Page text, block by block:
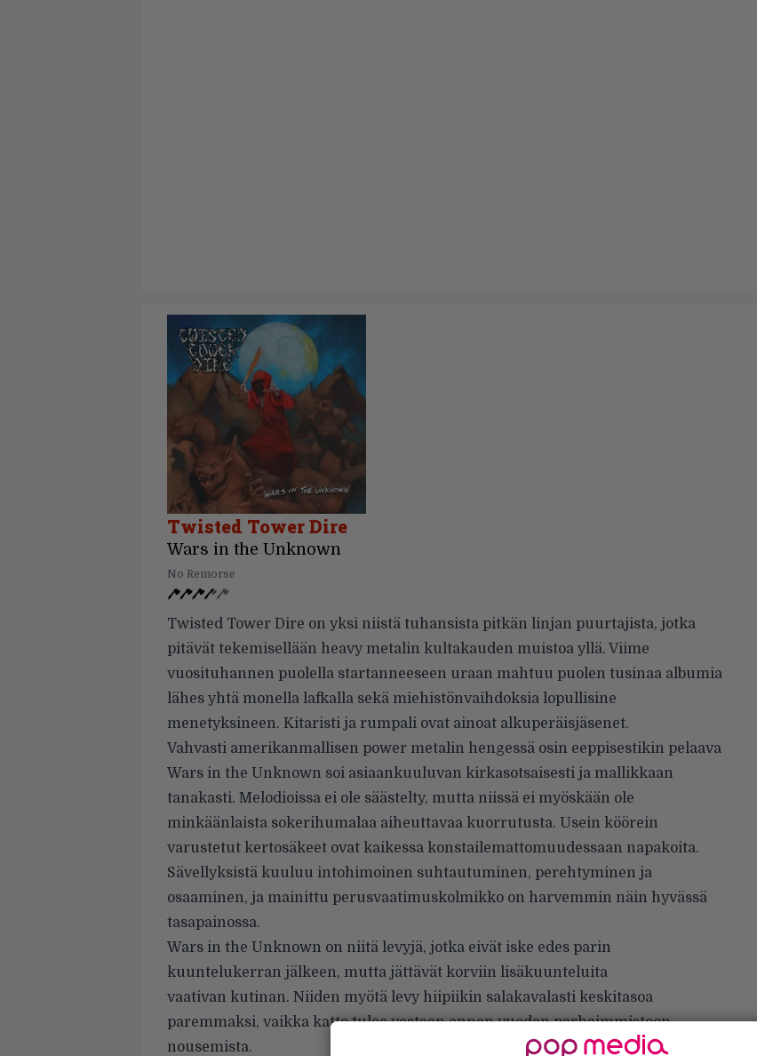
Twisted Tower Dire
Wars in the Unknown
No Remorse
Twisted Tower Dire on yksi niistä tuhansista pitkän linjan puurtajista, jotka
pitävät tekemisellään heavy metalin kultakauden muistoa yllä. Viime
vuosituhannen puolella startanneeseen uraan mahtuu puolen tusinaa albumia
lähes yhtä monella lafkalla sekä miehistönvaihdoksia lopullisine
menetyksineen. Kitaristi ja rumpali ovat ainoat alkuperäisjäsenet.
Vahvasti amerikanmallisen power metalin hengessä osin eeppisestikin pelaava
Wars in the Unknown soi asiaankuuluvan kirkasotsaisesti ja mallikkaan
tanakasti. Melodioissa ei ole säästelty, mutta niissä ei myöskään ole
minkäänlaista sokerihumalaa aiheuttavaa kuorrutusta. Usein köörein
varustetut kertosäkeet ovat kaikessa konstailemattomuudessaan napakoita.
Sävellyksistä kuuluu intohimoinen suhtautuminen, perehtyminen ja
osaaminen, ja mainittu perusvaatimuskolmikko on harvemmin näin hyvässä
tasapainossa.
Wars in the Unknown on niitä levyjä, jotka eivät iske edes parin
kuuntelukerran jälkeen, mutta jättävät korviin lisäkuunteluita
vaativan kutinan. Niiden myötä levy hiipiikin salakavalasti keskitasoa
paremmaksi, vaikka katto tulee vastaan ennen vuoden parhaimmistoon
nousemista.